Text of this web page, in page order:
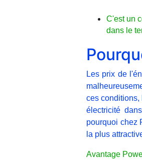
C'est un
dans le
Les prix de
ces conditions,
électricité
pourquoi chez
la plus
Avantage